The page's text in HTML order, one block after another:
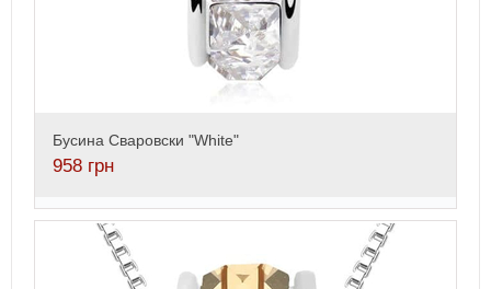
Бусина Сваровски "White"
958 грн